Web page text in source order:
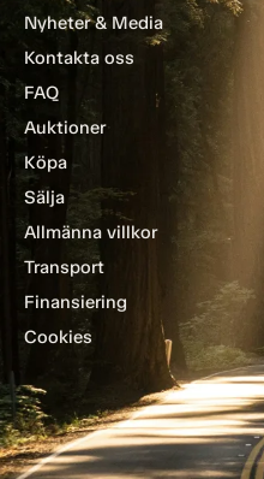
Nyheter & Media
Kontakta oss
FAQ
Auktioner
Köpa
Sälja
Allmänna villkor
Transport
Finansiering
Cookies